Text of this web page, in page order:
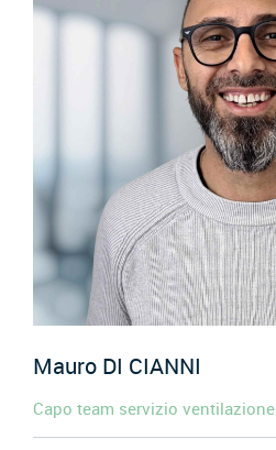
Mauro DI CIANNI
Capo team servizio ventilazione